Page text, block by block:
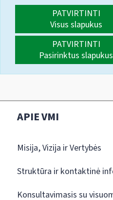
PATVIRTINTI
Visus slapukus
PATVIRTINTI
Pasirinktus slapukus
APIE VMI
Misija, Vizija ir Vertybės
Struktūra ir kontaktinė
Konsultavimasis su